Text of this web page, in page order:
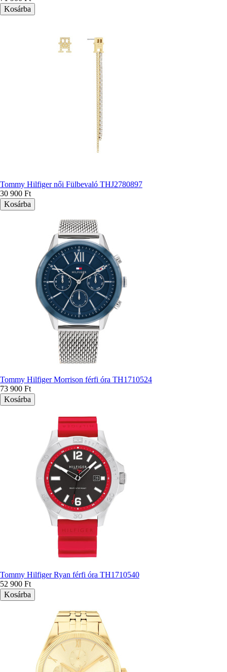
Tommy Hilfiger női Fülbevaló THJ2780897
30 900 Ft
Tommy Hilfiger Morrison férfi óra TH1710524
73 900 Ft
Tommy Hilfiger Ryan férfi óra TH1710540
52 900 Ft